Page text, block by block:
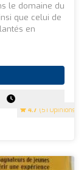
4.7 (51 Opinions)
le domaine du
que celui de
en